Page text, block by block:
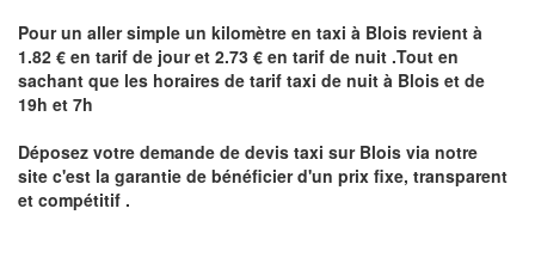
Pour un aller simple un kilomètre en taxi à Blois revient à
1.82 € en tarif de jour et 2.73 € en tarif de nuit .Tout en
sachant que les horaires de tarif taxi de nuit à Blois et de
19h et 7h
Déposez votre demande de devis taxi sur Blois via notre
site c'est la garantie de bénéficier d'un prix fixe, transparent
et compétitif .